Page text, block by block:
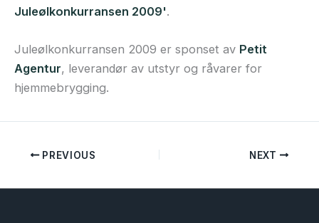
Juleølkonkurransen 2009'.
Juleølkonkurransen 2009 er sponset av Petit
Agentur, leverandør av utstyr og råvarer for
hjemmebrygging.
PREVIOUS NEXT